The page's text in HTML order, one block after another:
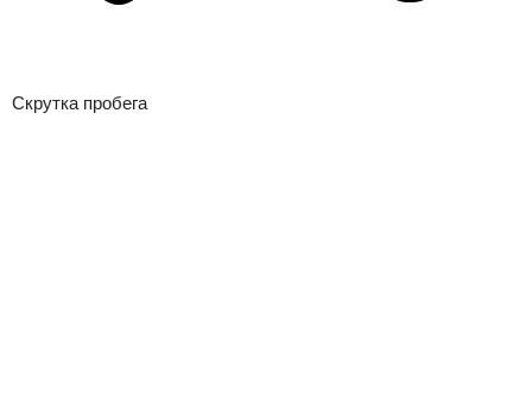
Скрутка пробега